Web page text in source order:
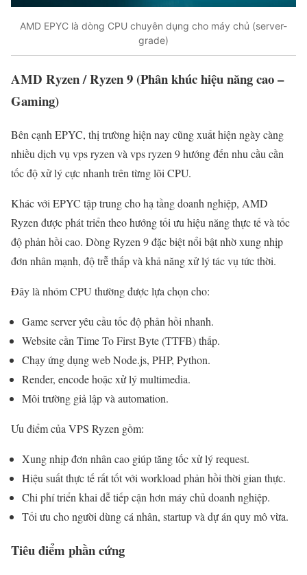
AMD EPYC là dòng CPU chuyên dụng cho máy chủ (server-
grade)
AMD Ryzen / Ryzen 9 (Phân khúc hiệu năng cao –
Gaming)
Bên cạnh EPYC, thị trường hiện nay cũng xuất hiện ngày càng
nhiều dịch vụ vps ryzen và vps ryzen 9 hướng đến nhu cầu cần
tốc độ xử lý cực nhanh trên từng lõi CPU.
Khác với EPYC tập trung cho hạ tầng doanh nghiệp, AMD
Ryzen được phát triển theo hướng tối ưu hiệu năng thực tế và tốc
độ phản hồi cao. Dòng Ryzen 9 đặc biệt nổi bật nhờ xung nhịp
đơn nhân mạnh, độ trễ thấp và khả năng xử lý tác vụ tức thời.
Đây là nhóm CPU thường được lựa chọn cho:
Game server yêu cầu tốc độ phản hồi nhanh.
Website cần Time To First Byte (TTFB) thấp.
Chạy ứng dụng web Node.js, PHP, Python.
Render, encode hoặc xử lý multimedia.
Môi trường giả lập và automation.
Ưu điểm của VPS Ryzen gồm:
Xung nhịp đơn nhân cao giúp tăng tốc xử lý request.
Hiệu suất thực tế rất tốt với workload phản hồi thời gian thực.
Chi phí triển khai dễ tiếp cận hơn máy chủ doanh nghiệp.
Tối ưu cho người dùng cá nhân, startup và dự án quy mô vừa.
Tiêu điểm phần cứng